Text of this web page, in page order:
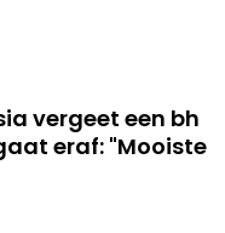
vergeet een bh
eraf: "Mooiste